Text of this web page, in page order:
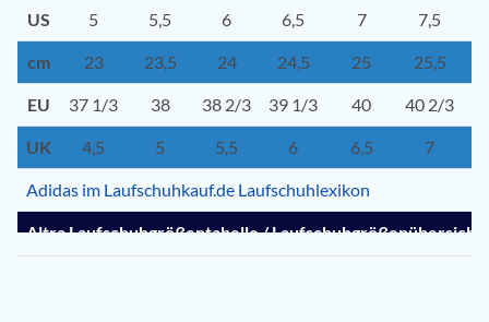
US 5 5,5 6 6,5 7 7,5
cm 23 23,5 24 24,5 25 25,5
EU 37 1/3 38 38 2/3 39 1/3 40 40 2/3
UK 4,5 5 5,5 6 6,5 7
Adidas im Laufschuhkauf.de Laufschuhlexikon
Altra Laufschuhgrößentabelle / Laufschuhgrößenübersicht